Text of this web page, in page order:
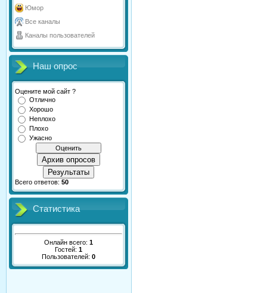
Юмор
Все каналы
Каналы пользователей
Наш опрос
Оцените мой сайт ?
Отлично
Хорошо
Неплохо
Плохо
Ужасно
Архив опросов
Результаты
Всего ответов: 50
Статистика
Онлайн всего: 1
Гостей: 1
Пользователей: 0